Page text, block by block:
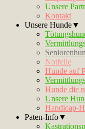
Unsere
Kontakt
Unsere Hunde▼
Notfelle
Hunde auf
Hunde die
Unsere
Handicap-
Paten-Info▼